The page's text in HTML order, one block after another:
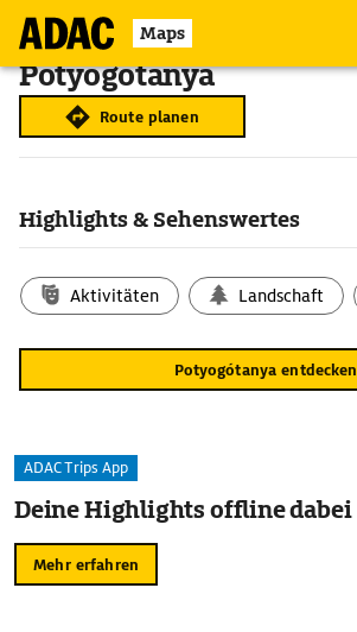
Maps
Potyogótanya
Route planen
Highlights & Sehenswertes
Aktivitäten Landschaft
Potyogótanya entdecken
ADAC Trips App
Deine Highlights offline dabei
Mehr erfahren